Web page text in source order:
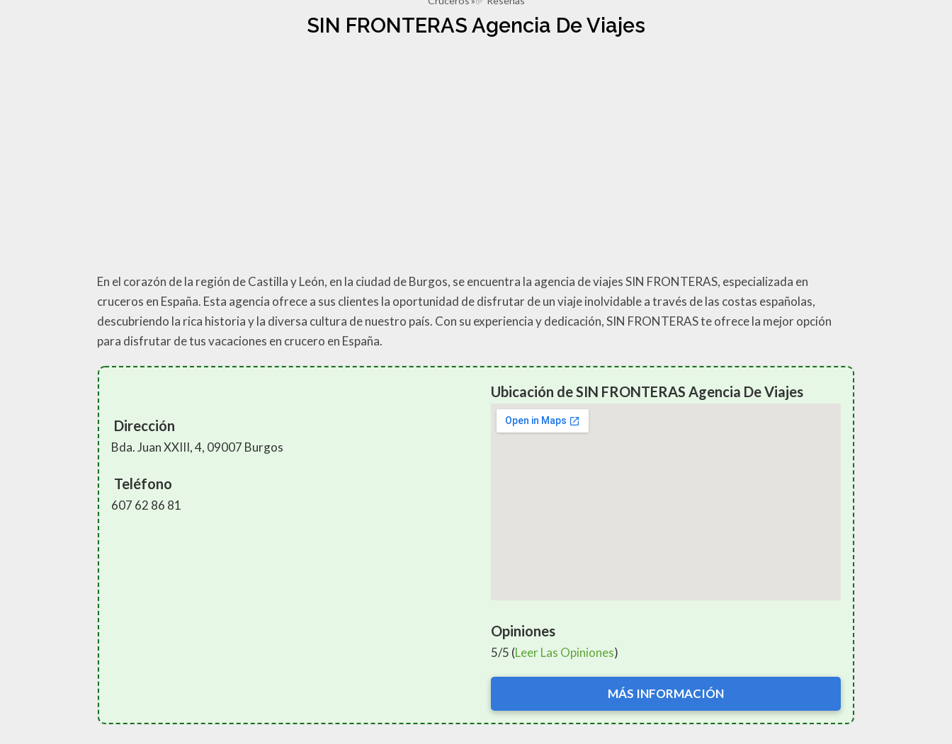
SIN FRONTERAS Agencia De Viajes
En el corazón de la región de Castilla y León, en la ciudad de Burgos, se encuentra la agencia de viajes SIN FRONTERAS, especializada en
cruceros en España. Esta agencia ofrece a sus clientes la oportunidad de disfrutar de un viaje inolvidable a través de las costas españolas,
descubriendo la rica historia y la diversa cultura de nuestro país. Con su experiencia y dedicación, SIN FRONTERAS te ofrece la mejor opción
para disfrutar de tus vacaciones en crucero en España.
Dirección
Bda. Juan XXIII, 4, 09007 Burgos
Teléfono
607 62 86 81
Ubicación de SIN FRONTERAS Agencia De Viajes
Opiniones
5/5 (Leer Las Opiniones)
MÁS INFORMACIÓN